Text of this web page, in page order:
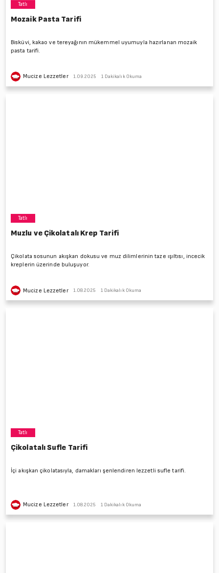
Tatlı
Mozaik Pasta Tarifi
Bisküvi, kakao ve tereyağının mükemmel uyumuyla hazırlanan mozaik
pasta tarifi.
Mucize Lezzetler 1.09.2025 1 Dakikalık Okuma
Tatlı
Muzlu ve Çikolatalı Krep Tarifi
Çikolata sosunun akışkan dokusu ve muz dilimlerinin taze ışıltısı, incecik
kreplerin üzerinde buluşuyor.
Mucize Lezzetler 1.08.2025 1 Dakikalık Okuma
Tatlı
Çikolatalı Sufle Tarifi
İçi akışkan çikolatasıyla, damakları şenlendiren lezzetli sufle tarifi.
Mucize Lezzetler 1.08.2025 1 Dakikalık Okuma